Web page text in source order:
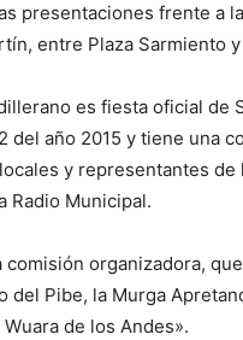
presentaciones frente a
entre Plaza Sarmiento
es fiesta oficial de
del año 2015 y tiene una
y representantes
Radio Municipal.
organizadora,
del Pibe, la Murga
de los Andes».